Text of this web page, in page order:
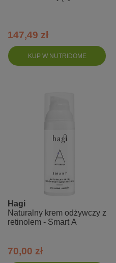
KUP W NUTRIDOME
147,49 zł
Hagi
Naturalny krem odżywczy z
retinolem - Smart A
70,00 zł